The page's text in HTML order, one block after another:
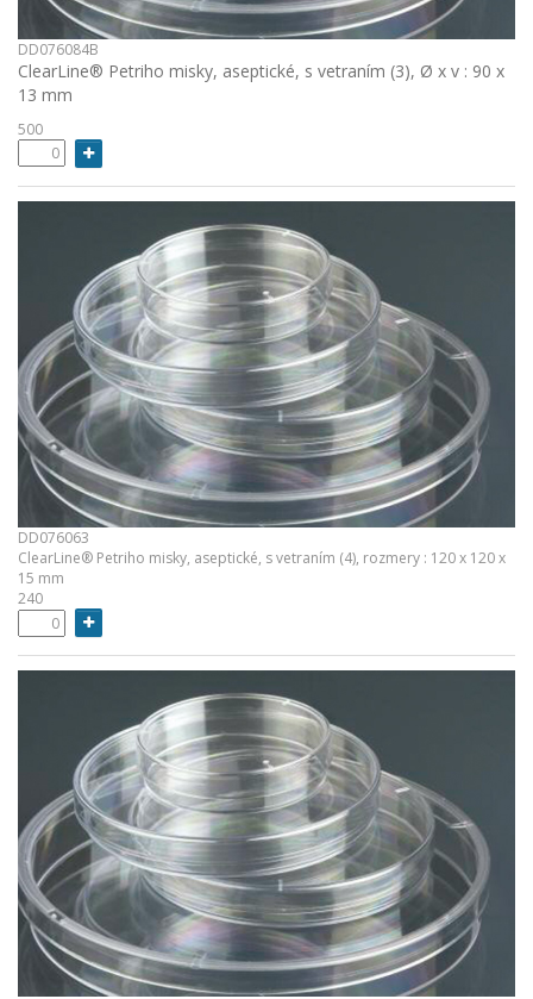
DD076084B
ClearLine® Petriho misky, aseptické, s vetraním (3), Ø x v : 90 x
13 mm
500
DD076063
ClearLine® Petriho misky, aseptické, s vetraním (4), rozmery : 120 x 120 x
15 mm
240